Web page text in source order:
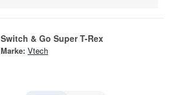
Switch & Go Super T-Rex
Marke: Vtech